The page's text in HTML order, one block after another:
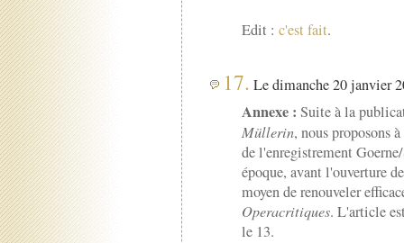
Edit : c'est fait.
17. Le dimanche 20 janvier
Annexe : Suite à la
Müllerin, nous proposons
de l'enregistrement
époque, avant l'ouverture
moyen de renouveler
Operacritiques. L'article
le 13.